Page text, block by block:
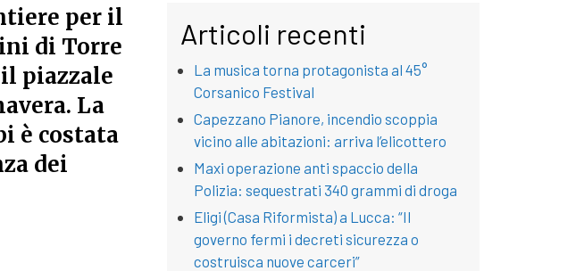
partiti i lavori
per il
di Torre
piazzale
La
è costata
dei
Articoli recenti
La musica torna protagonista al 45°
Corsanico Festival
Capezzano Pianore, incendio scoppia
vicino alle abitazioni: arriva l’elicottero
Maxi operazione anti spaccio della
Polizia: sequestrati 340 grammi di droga
Eligi (Casa Riformista) a Lucca: “Il
governo fermi i decreti sicurezza o
costruisca nuove carceri”